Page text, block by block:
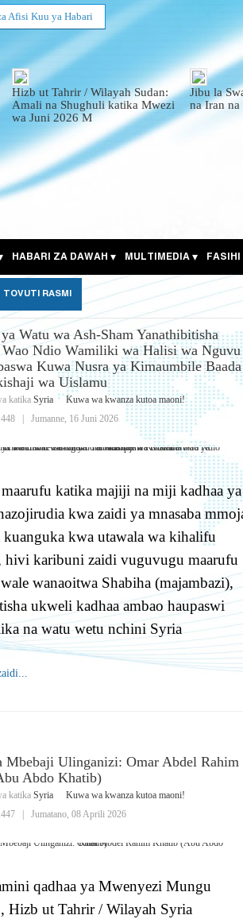
Afisi Kuu ya Habari
Hizb ut Tahrir / Wilayah Sudan:
Amali na Shughuli katika Mwezi
wa Juni 2026 M
Jibu la
na Iran
HABARI ZA DAWAH MULTIMEDIA FASIHI
TOVUTI RASMI
Watu wa Ash-Sham Yanathibitisha
Ndio Wamiliki wa Halisi wa Nguvu
Kuwa Nusra ya Kimaumbile Baada
wa Uislamu
katika Syria
Kuwa wa kwanza kutoa maoni!
|Jumanne, 16 Juni 2026
katika majiji na miji kadhaa ya
kwa zaidi ya mnasaba
kuanguka kwa utawala wa kihalifu
hivi karibuni zaidi vuguvugu maarufu
wanaoitwa Shabiha (majambazi),
ukweli kadhaa ambao haupaswi
na watu wetu nchini Syria
Mbebaji Ulinganizi: Omar Abdel Rahim
Abdo Khatib)
katika Syria
Kuwa wa kwanza kutoa maoni!
|Jumatano, 08 Aprili 2026
qadhaa ya Mwenyezi Mungu
Hizb ut Tahrir / Wilayah Syria